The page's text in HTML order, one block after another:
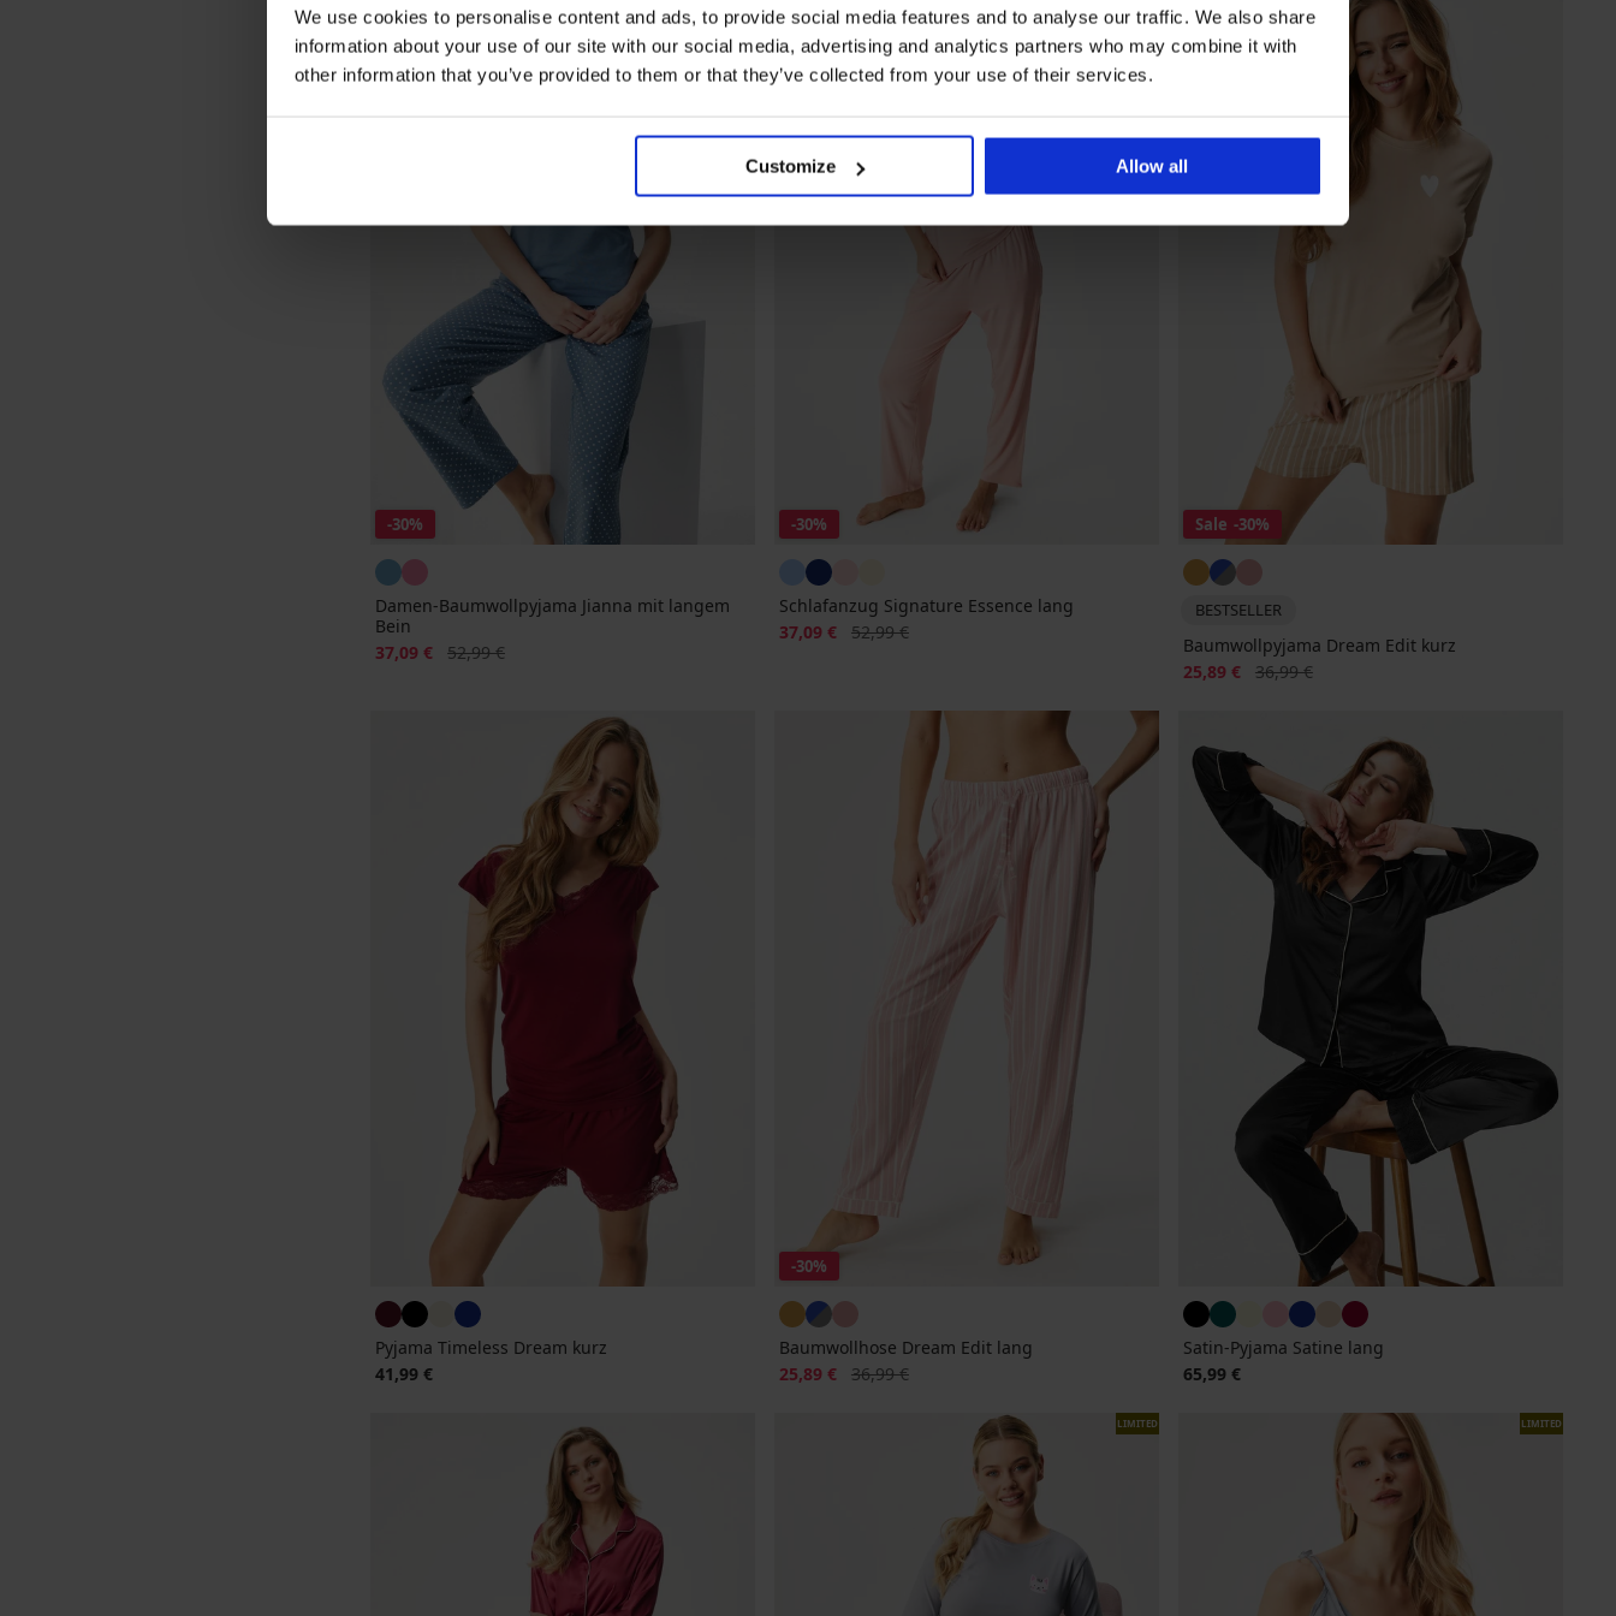
We use cookies to personalise content and ads, to provide social media features and to analyse our traffic. We also share
information about your use of our site with our social media, advertising and analytics partners who may combine it with
other information that you’ve provided to them or that they’ve collected from your use of their services.
Customize Allow all
-30%
Damen-Baumwollpyjama Jianna mit langem
Bein
Rabatt
37,09 € Alter Preis
52,99 €
-30%
Schlafanzug Signature Essence lang
Rabatt
37,09 € Alter Preis
52,99 €
Sale -30%
BESTSELLER
Baumwollpyjama Dream Edit kurz
Rabatt
25,89 € Alter Preis
36,99 €
Pyjama Timeless Dream kurz
41,99 €
-30%
Baumwollhose Dream Edit lang
Rabatt
25,89 € Alter Preis
36,99 €
Satin-Pyjama Satine lang
65,99 €
LIMITED LIMITED